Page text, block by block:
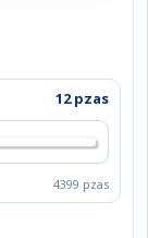
12 pzas
4399 pzas